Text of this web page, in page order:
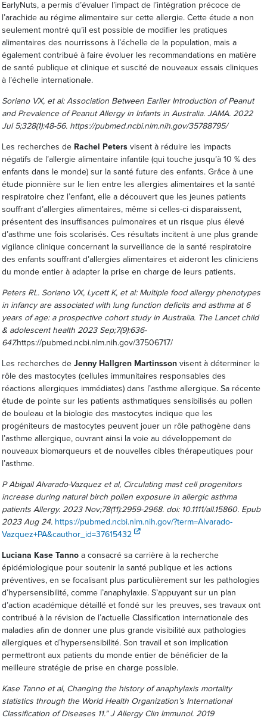
EarlyNuts, a permis d’évaluer l’impact de l’intégration précoce de
l’arachide au régime alimentaire sur cette allergie. Cette étude a non
seulement montré qu’il est possible de modifier les pratiques
alimentaires des nourrissons à l’échelle de la population, mais a
également contribué à faire évoluer les recommandations en matière
de santé publique et clinique et suscité de nouveaux essais cliniques
à l’échelle internationale.
Soriano VX, et al: Association Between Earlier Introduction of Peanut
and Prevalence of Peanut Allergy in Infants in Australia. JAMA. 2022
Jul 5;328(1):48-56. https://pubmed.ncbi.nlm.nih.gov/35788795/
Les recherches deRachel Petersvisent à réduire les impacts
négatifs de l’allergie alimentaire infantile (qui touche jusqu’à 10 % des
enfants dans le monde) sur la santé future des enfants. Grâce à une
étude pionnière sur le lien entre les allergies alimentaires et la santé
respiratoire chez l’enfant, elle a découvert que les jeunes patients
souffrant d’allergies alimentaires, même si celles-ci disparaissent,
présentent des insuffisances pulmonaires et un risque plus élevé
d’asthme une fois scolarisés. Ces résultats incitent à une plus grande
vigilance clinique concernant la surveillance de la santé respiratoire
des enfants souffrant d’allergies alimentaires et aideront les cliniciens
du monde entier à adapter la prise en charge de leurs patients.
Peters RL. Soriano VX, Lycett K, et al: Multiple food allergy phenotypes
in infancy are associated with lung function deficits and asthma at 6
years of age: a prospective cohort study in Australia. The Lancet child
& adolescent health 2023 Sep;7(9):636-
647.https://pubmed.ncbi.nlm.nih.gov/37506717/
Les recherches de Jenny Hallgren Martinssonvisent à déterminer le
rôle des mastocytes (cellules immunitaires responsables des
réactions allergiques immédiates) dans l’asthme allergique. Sa récente
étude de pointe sur les patients asthmatiques sensibilisés au pollen
de bouleau et la biologie des mastocytes indique que les
progéniteurs de mastocytes peuvent jouer un rôle pathogène dans
l’asthme allergique, ouvrant ainsi la voie au développement de
nouveaux biomarqueurs et de nouvelles cibles thérapeutiques pour
l’asthme.
P Abigail Alvarado-Vazquez et al, Circulating mast cell progenitors
increase during natural birch pollen exposure in allergic asthma
patients Allergy. 2023 Nov;78(11):2959-2968. doi: 10.1111/all.15860. Epub
2023 Aug 24. https://pubmed.ncbi.nlm.nih.gov/?term=Alvarado-
Vazquez+PA&cauthor_id=37615432
Luciana Kase Tannoa consacré sa carrière à la recherche
épidémiologique pour soutenir la santé publique et les actions
préventives, en se focalisant plus particulièrement sur les pathologies
d’hypersensibilité, comme l’anaphylaxie. S’appuyant sur un plan
d’action académique détaillé et fondé sur les preuves, ses travaux ont
contribué à la révision de l’actuelle Classification internationale des
maladies afin de donner une plus grande visibilité aux pathologies
allergiques et d’hypersensibilité. Son travail et son implication
permettront aux patients du monde entier de bénéficier de la
meilleure stratégie de prise en charge possible.
Kase Tanno et al, Changing the history of anaphylaxis mortality
statistics through the World Health Organization’s International
Classification of Diseases 11.”J Allergy Clin Immunol. 2019